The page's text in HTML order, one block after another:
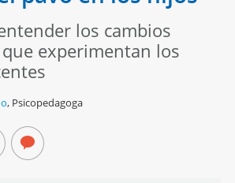
los cambios
experimentan los
, Psicopedagoga